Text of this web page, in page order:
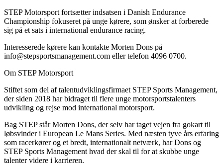
STEP Motorsport fortsætter indsatsen i Danish Endurance
Championship fokuseret på unge kørere, som ønsker at forberede
sig på et sats i international endurance racing.
Interesserede kørere kan kontakte Morten Dons på
info@stepsportsmanagement.com eller telefon 4096 0700.
Om STEP Motorsport
Stiftet som del af talentudviklingsfirmaet STEP Sports Management,
der siden 2018 har bidraget til flere unge motorsportstalenters
udvikling og rejse mod international motorsport.
Bag STEP står Morten Dons, der selv har taget vejen fra gokart til
løbsvinder i European Le Mans Series. Med næsten tyve års erfaring
som racerkører og et bredt, internationalt netværk, har Dons og
STEP Sports Management hvad der skal til for at skubbe unge
talenter videre i karrieren.